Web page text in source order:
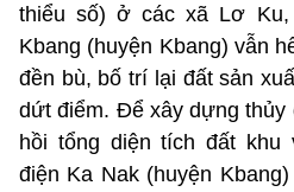
thiểu số) ở các xã Lơ
Kbang (huyện Kbang) vẫn
đền bù, bố trí lại đất sản
dứt điểm. Để xây dựng thủy
hồi tổng diện tích đất khu
điện Ka Nak (huyện